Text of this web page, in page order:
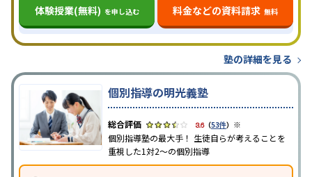
体験授業(無料) を申し込む 料金などの資料請求 無料
塾の詳細を見る
個別指導の明光義塾
3.6（53件） ※
個別指導塾の最大手！ 生徒自らが考えることを
重視した1対2〜の個別指導